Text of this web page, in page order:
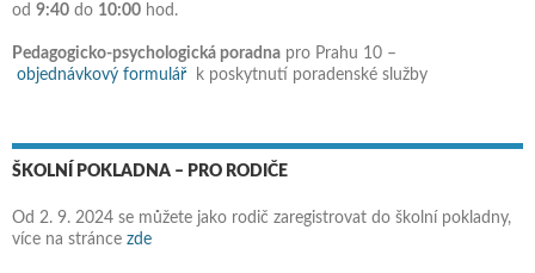
od 9:40 do 10:00 hod.
Pedagogicko-psychologická poradna pro Prahu 10 –
objednávkový formulář k poskytnutí poradenské služby
ŠKOLNÍ POKLADNA – PRO RODIČE
Od 2. 9. 2024 se můžete jako rodič zaregistrovat do školní pokladny,
více na stránce zde